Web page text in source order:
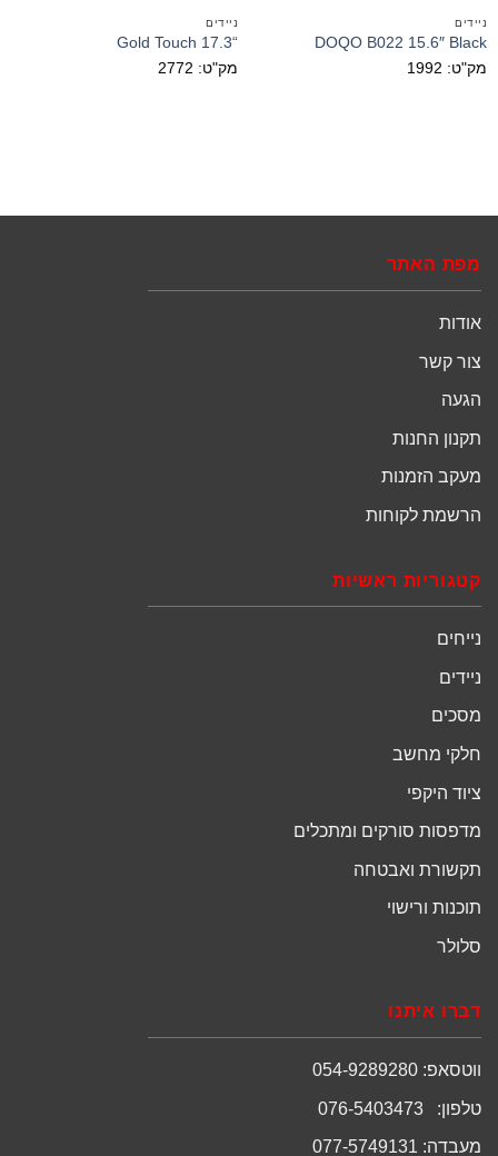
ניידים
DOQO B022 15.6″ Black
מק"ט: 1992
ניידים
“Gold Touch 17.3
מק"ט: 2772
מפת האתר
אודות
צור קשר
הגעה
תקנון החנות
מעקב הזמנות
הרשמת לקוחות
קטגוריות ראשיות
נייחים
ניידים
מסכים
חלקי מחשב
ציוד היקפי
מדפסות סורקים ומתכלים
תקשורת ואבטחה
תוכנות ורישוי
סלולר
דברו איתנו
ווטסאפ: 054-9289280
טלפון: 076-5403473
מעבדה: 077-5749131